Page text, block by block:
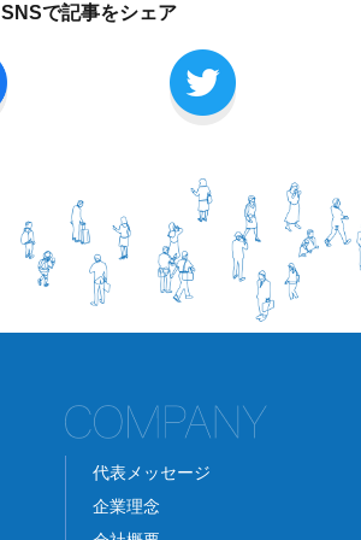
SNSで記事をシェア
代表メッセージ
企業理念